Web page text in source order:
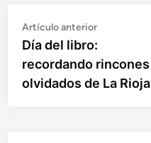
Navegación
de
entradas
Artículo anteriorArtículo
anterior:
Día del libro:
recordando rincones
olvidados de La Rioja